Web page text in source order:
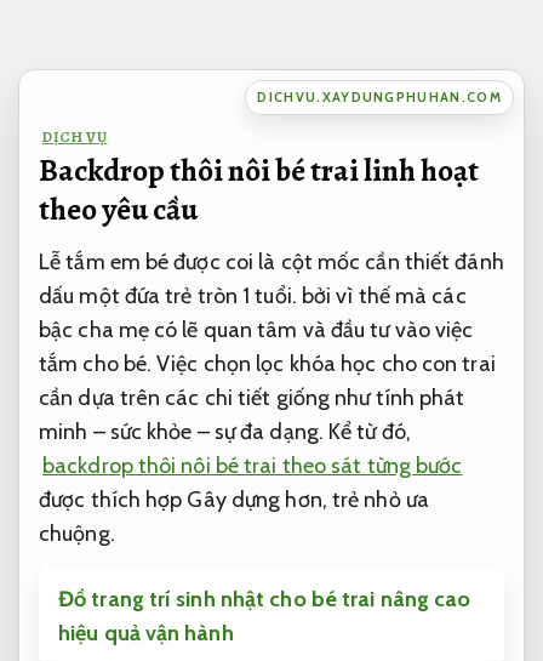
nội
DICHVU.XAYDUNGPHUHAN.COM
DỊCH VỤ
Backdrop thôi nôi bé trai linh hoạt
theo yêu cầu
Lễ tắm em bé được coi là cột mốc cần thiết đánh
dấu một đứa trẻ tròn 1 tuổi. bởi vì thế mà các
bậc cha mẹ có lẽ quan tâm và đầu tư vào việc
tắm cho bé. Việc chọn lọc khóa học cho con trai
cần dựa trên các chi tiết giống như tính phát
minh – sức khỏe – sự đa dạng. Kể từ đó,
backdrop thôi nôi bé trai theo sát từng bước
được thích hợp Gây dựng hơn, trẻ nhỏ ưa
chuộng.
Đồ trang trí sinh nhật cho bé trai nâng cao
hiệu quả vận hành